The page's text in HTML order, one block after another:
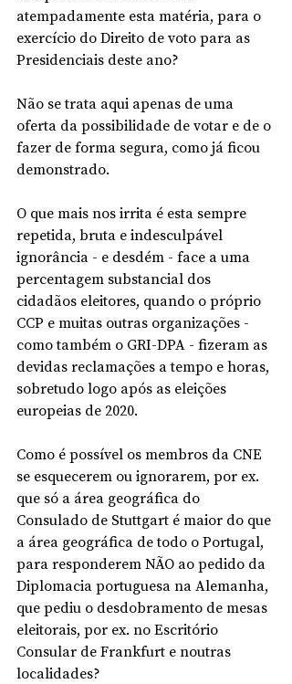
atempadamente esta matéria, para o
exercício do Direito de voto para as
Presidenciais deste ano?
Não se trata aqui apenas de uma
oferta da possibilidade de votar e de o
fazer de forma segura, como já ficou
demonstrado.
O que mais nos irrita é esta sempre
repetida, bruta e indesculpável
ignorância - e desdém - face a uma
percentagem substancial dos
cidadãos eleitores, quando o próprio
CCP e muitas outras organizações -
como também o GRI-DPA - fizeram as
devidas reclamações a tempo e horas,
sobretudo logo após as eleições
europeias de 2020.
Como é possível os membros da CNE
se esquecerem ou ignorarem, por ex.
que só a área geográfica do
Consulado de Stuttgart é maior do que
a área geográfica de todo o Portugal,
para responderem NÃO ao pedido da
Diplomacia portuguesa na Alemanha,
que pediu o desdobramento de mesas
eleitorais, por ex. no Escritório
Consular de Frankfurt e noutras
localidades?